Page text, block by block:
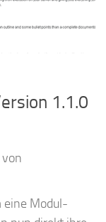
1.1.0
von
eine Modul-